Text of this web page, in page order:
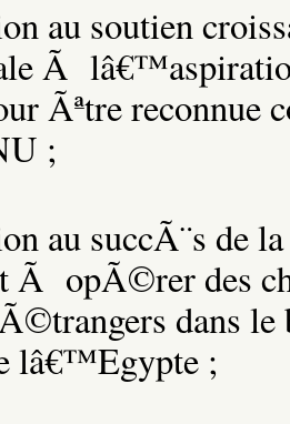
au soutien
Ã
Ãªtre
;
au succÃ¨s de
Ã opÃ©rer des
dans
lâ€™Egypte ;